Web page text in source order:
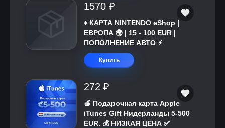
1570 ₽
♦️ КАРТА NINTENDO eShop |
ЕВРОПА 🌍 | 15 - 100 EUR |
ПОПОЛНЕНИЕ АВТО ⚡
Купить
272 ₽
🍎 Подарочная карта Apple
iTunes Gift Нидерланды 5-500
EUR. 💰 НИЗКАЯ ЦЕНА ✅